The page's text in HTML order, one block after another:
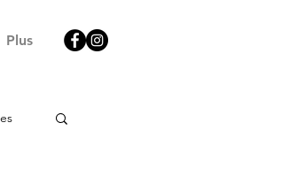
Plus